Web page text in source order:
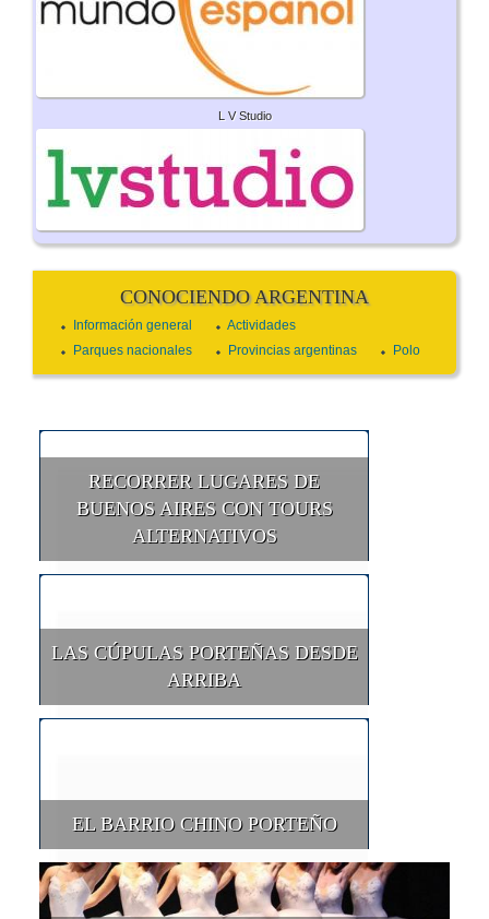
L V Studio
CONOCIENDO ARGENTINA
Información general
Actividades
Parques nacionales
Provincias argentinas Polo
RECORRER LUGARES DE
BUENOS AIRES CON TOURS
ALTERNATIVOS
LAS CÚPULAS PORTEÑAS DESDE
ARRIBA
EL BARRIO CHINO PORTEÑO